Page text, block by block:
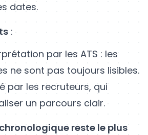
dates.
:
par les ATS : les
ne sont pas toujours lisibles.
par les recruteurs, qui
un parcours clair.
chronologique reste le plus